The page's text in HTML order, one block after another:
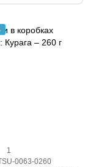
1
0063-0260